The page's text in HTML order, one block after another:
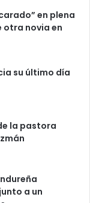
en plena
otra novia en
su último día
la pastora
a un